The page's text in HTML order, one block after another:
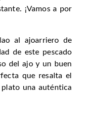
¡Vamos a por
al ajoarriero de
de este pescado
del ajo y un buen
que resalta el
una auténtica